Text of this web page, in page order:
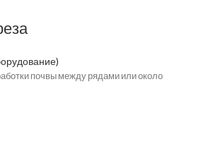
почвы между рядами или около